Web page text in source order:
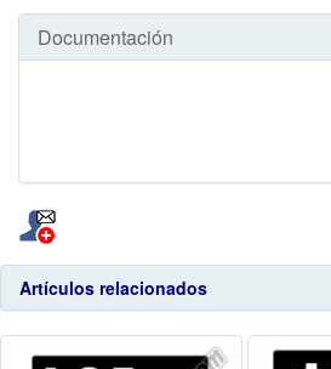
Documentación
Artículos relacionados